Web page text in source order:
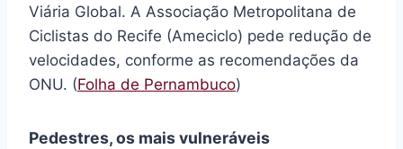
Viária Global. A Associação Metropolitana de
Ciclistas do Recife (Ameciclo) pede redução de
velocidades, conforme as recomendações da
ONU. (Folha de Pernambuco)
Pedestres, os mais vulneráveis